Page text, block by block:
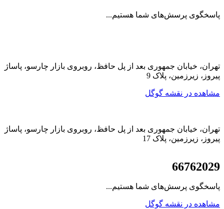
پاسخگوی پرسش‌های شما هستیم...
تهران، خیابان جمهوری بعد از پل حافظ، روبروی بازار چارسو، پاساژ
پیروز، زیرزمین، پلاک 9
مشاهده در نقشه گوگل
تهران، خیابان جمهوری بعد از پل حافظ، روبروی بازار چارسو، پاساژ
پیروز، زیرزمین، پلاک 17
66762029
پاسخگوی پرسش‌های شما هستیم...
مشاهده در نقشه گوگل